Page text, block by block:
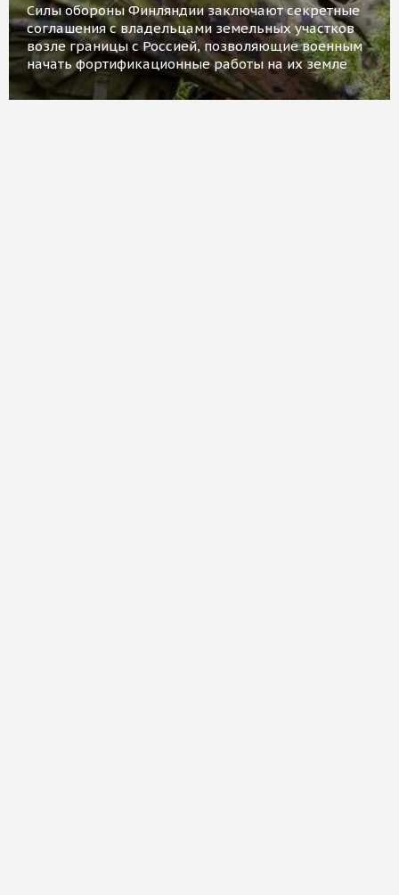
Силы обороны Финляндии заключают секретные
соглашения с владельцами земельных участков
возле границы с Россией, позволяющие военным
начать фортификационные работы на их земле